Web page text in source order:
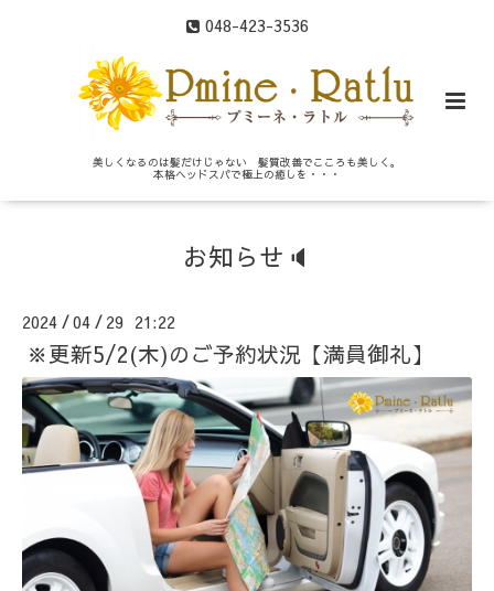
048-423-3536
美しくなるのは髪だけじゃない 髪質改善でこころも美しく。
本格ヘッドスパで極上の癒しを・・・
お知らせ🔈
2024 /04 / 29 21:22
※更新5/2(木)のご予約状況【満員御礼】